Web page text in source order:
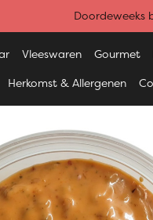
Doordeweeks
Vleeswaren Gourmet
Herkomst & Allergenen